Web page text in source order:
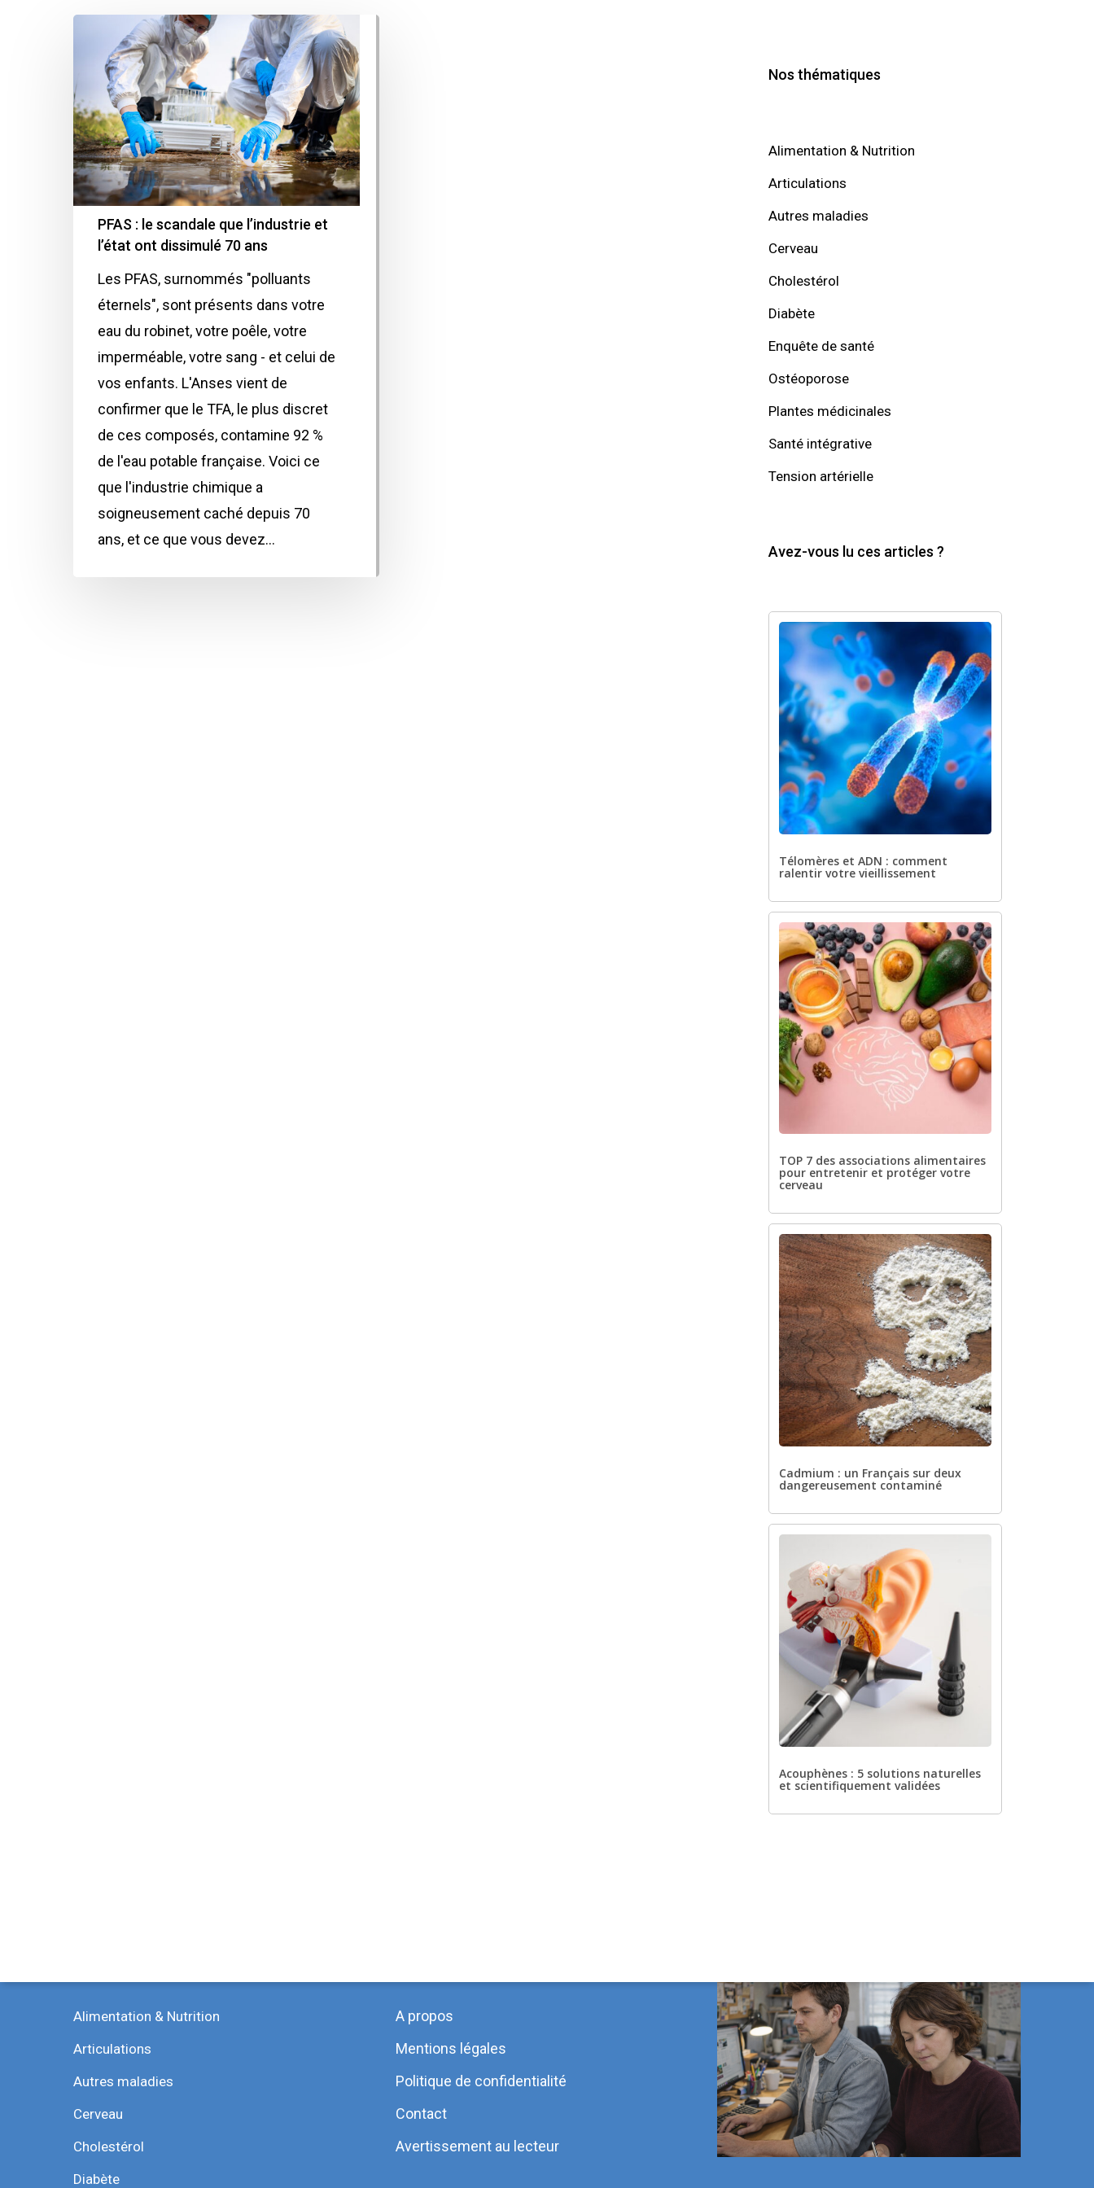
PFAS : le scandale que l’industrie et
l’état ont dissimulé 70 ans
Les PFAS, surnommés "polluants
éternels", sont présents dans votre
eau du robinet, votre poêle, votre
imperméable, votre sang - et celui de
vos enfants. L'Anses vient de
confirmer que le TFA, le plus discret
de ces composés, contamine 92 %
de l'eau potable française. Voici ce
que l'industrie chimique a
soigneusement caché depuis 70
ans, et ce que vous devez…
Nos thématiques
Alimentation & Nutrition
Articulations
Autres maladies
Cerveau
Cholestérol
Diabète
Enquête de santé
Ostéoporose
Plantes médicinales
Santé intégrative
Tension artérielle
Avez-vous lu ces articles ?
Télomères et ADN : comment
ralentir votre vieillissement
TOP 7 des associations alimentaires
pour entretenir et protéger votre
cerveau
Cadmium : un Français sur deux
dangereusement contaminé
Acouphènes : 5 solutions naturelles
et scientifiquement validées
Alimentation & Nutrition
Articulations
Autres maladies
Cerveau
Cholestérol
Diabète
A propos
Mentions légales
Politique de confidentialité
Contact
Avertissement au lecteur